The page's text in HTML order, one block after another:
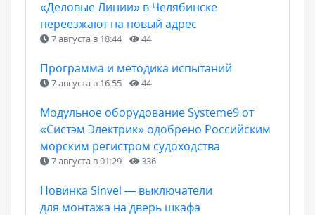
«Деловые Линии» в Челябинске
переезжают на новый адрес
7 августа в 18:44 44
Программа и методика испытаний
7 августа в 16:55 44
Модульное оборудование Systeme9 от
«Систэм Электрик» одобрено Российским
морским регистром судоходства
7 августа в 01:29 336
Новинка Sinvel — выключатели
для монтажа на дверь шкафа